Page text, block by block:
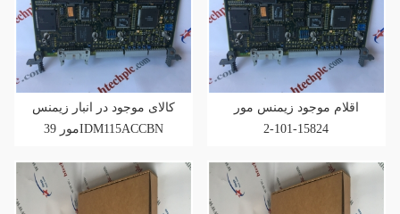
کالای موجود در انبار زیمنس
مور 39IDM115ACCBN
اقلام موجود زیمنس مور
15824-101-2